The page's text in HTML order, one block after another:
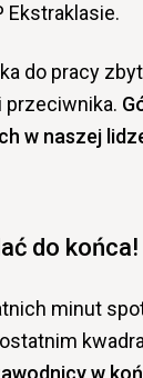
do pracy
przeciwnika.
w naszej
do końca!
minut